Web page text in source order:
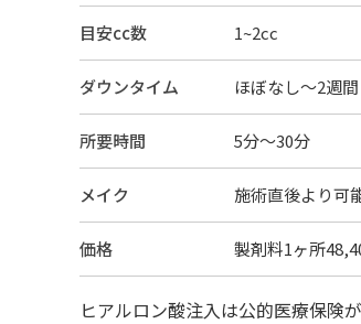
目安cc数 1~2cc
ダウンタイム ほぼなし〜2週間
所要時間 5分～30分
メイク 施術直後より可
価格 製剤料1ヶ所
ヒアルロン酸注入は公的医療保険